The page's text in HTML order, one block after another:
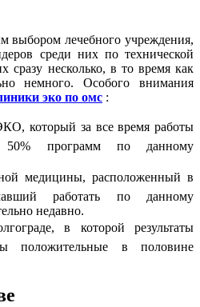
выбором лечебного учреждения,
среди них по технической
несколько, в то время как
немного. Особого внимания
эко по омс :
который за все время работы
50% программ по данному
медицины, расположенный в
работать по данному
недавно.
в которой результаты
положительные в половине